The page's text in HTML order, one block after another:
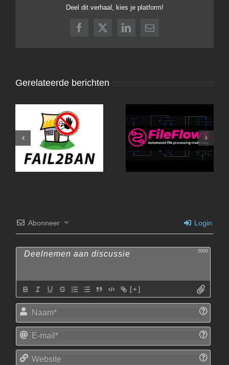
Deel dit verhaal, kies je platform!
Facebook
X LinkedIn
E-
Gerelateerde berichten
Fail2Ban-UI
Abonneer Login
5000
[+]
E-